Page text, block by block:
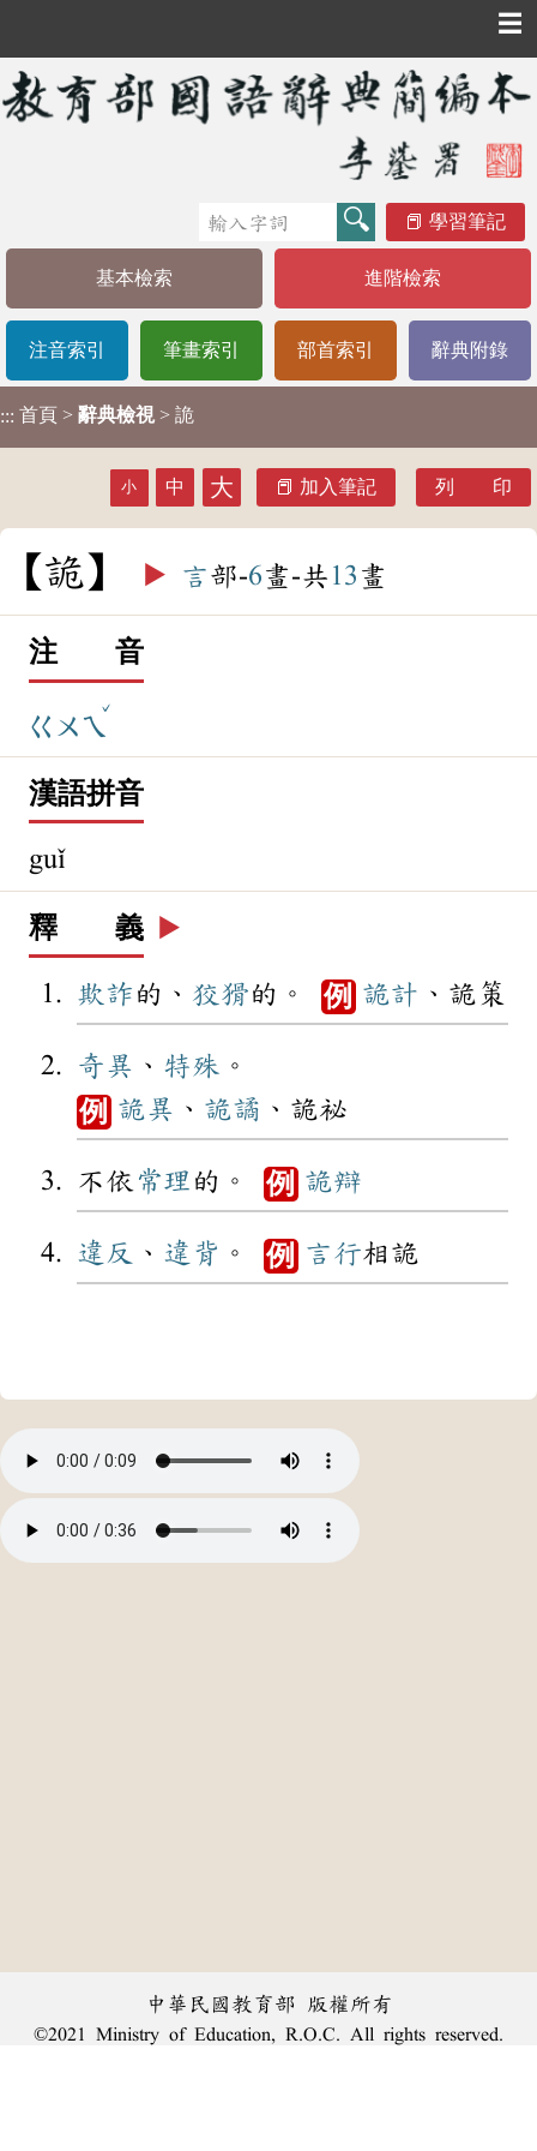
☰
學習筆記
基本檢索 進階檢索
注音索引 筆畫索引 部首索引 辭典附錄
::: 首頁 > 辭典檢視 > 詭
小 中 大 加入筆記 列 印
詭 ▶️ 言部-6畫-共 13 畫
注 音
ㄍㄨㄟ
ˇ
漢語拼音
guǐ
釋 義 ▶️
欺詐 的、 狡猾的。 例 詭計 、詭策
奇異 、 特殊 。
例 詭異 、 詭譎 、詭祕
不依 常理 的。 例 詭辯
違反 、 違背 。 例 言行相詭
中華民國教育部 版權所有
©2021 Ministry of Education, R.O.C. All rights reserved.